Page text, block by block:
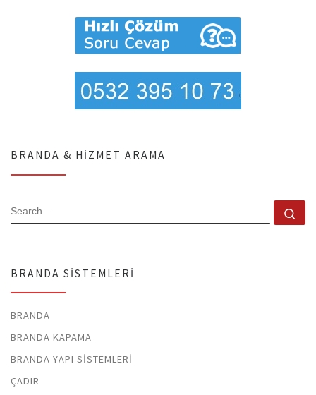
BRANDA & HIZMET ARAMA
SEARCH
BRANDA SISTEMLERI
BRANDA
BRANDA KAPAMA
BRANDA YAPI SISTEMLERI
ÇADIR